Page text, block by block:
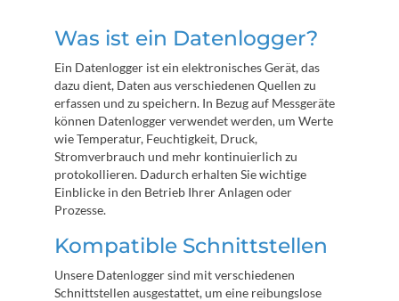
Was ist ein Datenlogger?
Ein Datenlogger ist ein elektronisches Gerät, das
dazu dient, Daten aus verschiedenen Quellen zu
erfassen und zu speichern. In Bezug auf Messgeräte
können Datenlogger verwendet werden, um Werte
wie Temperatur, Feuchtigkeit, Druck,
Stromverbrauch und mehr kontinuierlich zu
protokollieren. Dadurch erhalten Sie wichtige
Einblicke in den Betrieb Ihrer Anlagen oder
Prozesse.
Kompatible Schnittstellen
Unsere Datenlogger sind mit verschiedenen
Schnittstellen ausgestattet, um eine reibungslose